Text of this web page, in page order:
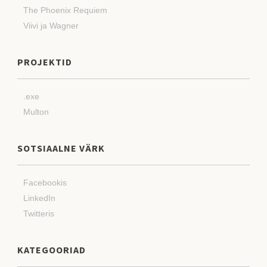
The Phoenix Requiem
Viivi ja Wagner
PROJEKTID
.exe
Multon
SOTSIAALNE VÄRK
Facebookis
LinkedIn
Twitteris
KATEGOORIAD